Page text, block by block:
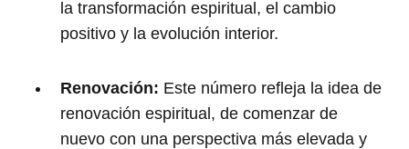
la transformación espiritual, el cambio
positivo y la evolución interior.
Renovación: Este número refleja la idea de
renovación espiritual, de comenzar de
nuevo con una perspectiva más elevada y